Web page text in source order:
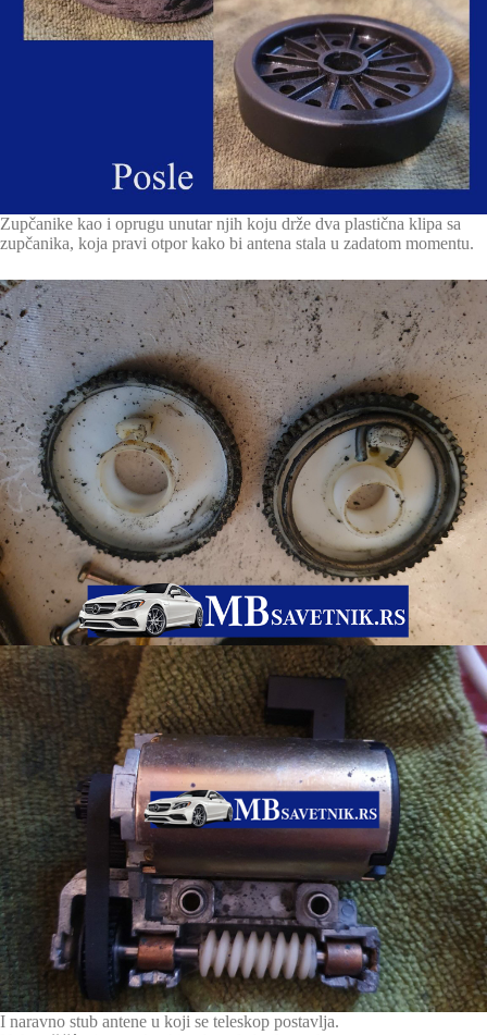
Zupčanike kao i oprugu unutar njih koju drže dva plastična klipa sa
zupčanika, koja pravi otpor kako bi antena stala u zadatom momentu.
I naravno stub antene u koji se teleskop postavlja.